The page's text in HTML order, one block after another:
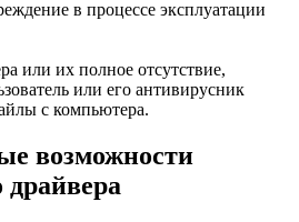
в процессе эксплуатации
или их полное отсутствие,
или его антивирусник
с компьютера.
возможности
драйвера